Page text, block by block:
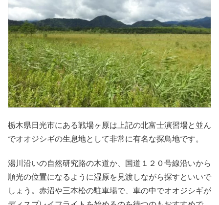
栃木県日光市にある戦場ヶ原は上記の北富士演習場と並ん
でオオジシギの生息地として非常に有名な探鳥地です。
湯川沿いの自然研究路の木道か、国道１２０号線沿いから
順光の位置になるように湿原を見渡しながら探すといいで
しょう。赤沼や三本松の駐車場で、車の中でオオジシギが